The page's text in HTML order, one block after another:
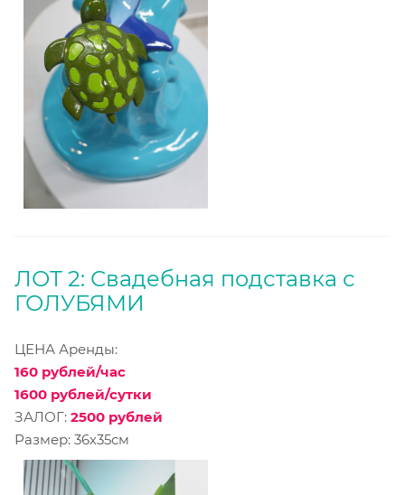
ЛОТ 2: Свадебная подставка с
ГОЛУБЯМИ
ЦЕНА Аренды:
160 рублей/час
1600 рублей/сутки
ЗАЛОГ: 2500 рублей
Размер: 36х35см